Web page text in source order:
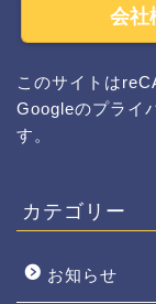
会社
このサイトは
Googleのプライ
す。
カテゴリー
お知らせ